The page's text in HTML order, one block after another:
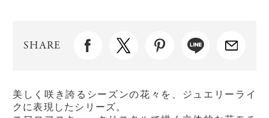
SHARE
美しく咲き誇るシーズンの花々を、ジュエリーライ
クに表現したシリーズ。